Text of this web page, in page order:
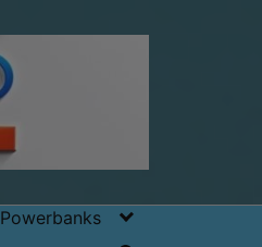
Powerbanks